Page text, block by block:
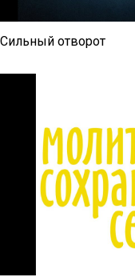
Сильный отворот